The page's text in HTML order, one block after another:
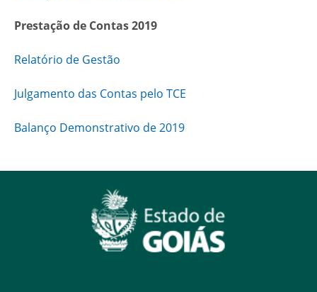
Prestação de Contas 2019
Relatório de Gestão
Julgamento das Contas pelo TCE
Balanço Demonstrativo de 2019